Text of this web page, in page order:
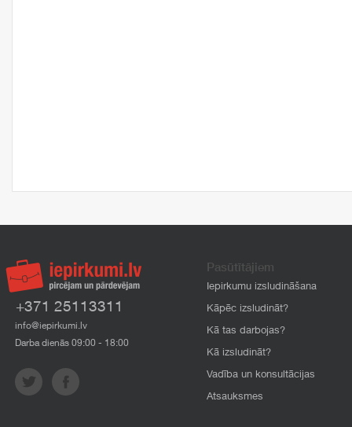
+371 25113311
info@iepirkumi.lv
Darba dienās 09:00 - 18:00
Pasūtītājiem
Iepirkumu izsludināšana
Kāpēc izsludināt?
Kā tas darbojas?
Kā izsludināt?
Vadība un konsultācijas
Atsauksmes